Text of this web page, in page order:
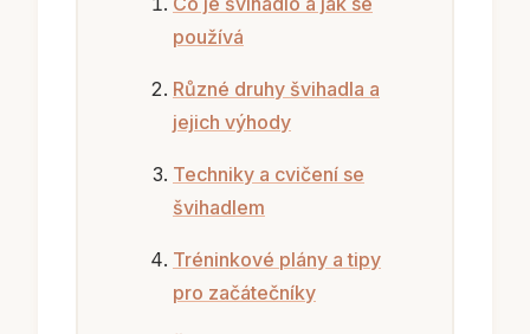
používá
Různé druhy švihadla a
jejich výhody
Techniky a cvičení se
švihadlem
Tréninkové plány a tipy
pro začátečníky